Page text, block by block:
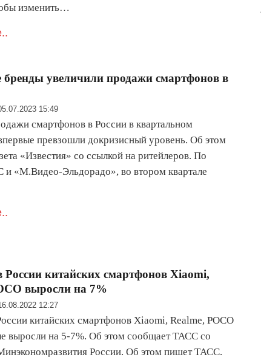
изменить…
бренды увеличили продажи смартфонов в
15:49
смартфонов в России в квартальном
превзошли докризисный уровень. Об этом
«Известия» со ссылкой на ритейлеров. По
«М.Видео-Эльдорадо», во втором квартале
китайских смартфонов Хiaomi,
выросли на 7%
12:27
китайских смартфонов Хiaomi, Realme, POCO
выросли на 5-7%. Об этом сообщает ТАСС со
России. Об этом пишет ТАСС.